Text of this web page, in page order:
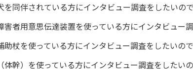
を同伴されている方にインタビュー調査をしたいの
害者用意思伝達装置を使っている方にインタビュー
助杖を使っている方にインタビュー調査をしたいの
体幹）を使っている方にインタビュー調査をしたい